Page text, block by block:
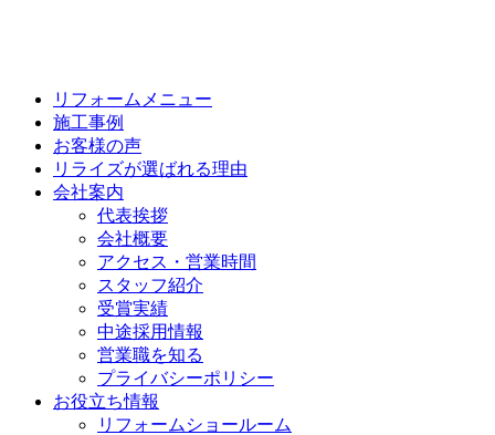
リフォームメニュー
施工事例
お客様の声
リライズが選ばれる理由
会社案内
代表挨拶
会社概要
アクセス・営業時間
スタッフ紹介
受賞実績
中途採用情報
営業職を知る
プライバシーポリシー
お役立ち情報
リフォームショールーム